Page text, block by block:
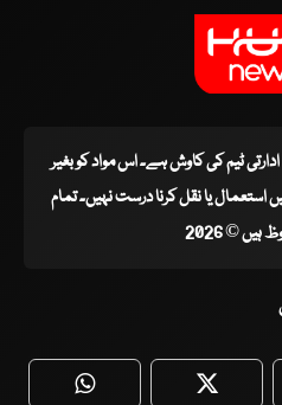
ادارتی ٹیم کی کاوش ہے۔ اس مواد کو بغیر
یا نقل کرنا درست نہیں۔ تمام
© 2026